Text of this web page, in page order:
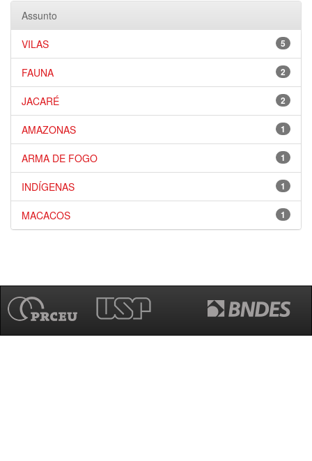
Assunto
5
VILAS
2
FAUNA
2
JACARÉ
1
AMAZONAS
1
ARMA DE FOGO
1
INDÍGENAS
1
MACACOS